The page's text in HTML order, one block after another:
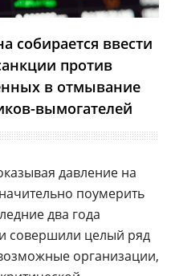
собирается ввести
против
в отмывание
вымогателей
давление на
поумерить
два года
совершили целый ряд
организации,